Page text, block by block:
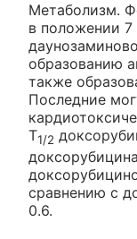
Метаболизм.
в положении
образованию
также
Последние
T1/2
сравнению с
0.6.